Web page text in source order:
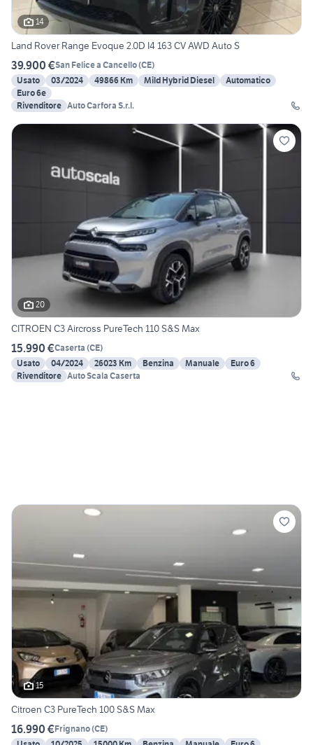
14
Land Rover Range Evoque 2.0D I4 163 CV AWD Auto S
39.900 €San Felice a Cancello(CE)
Usato
03/2024 49866 Km Mild Hybrid Diesel
Automatico
Euro 6e
Rivenditore Auto Carfora S.r.l.
20
CITROEN C3 Aircross PureTech 110 S&S Max
15.990 €Caserta (CE)
Usato
04/2024 26023 Km Benzina Manuale
Euro 6
Rivenditore Auto Scala Caserta
15
Citroen C3 PureTech 100 S&S Max
16.990 €Frignano(CE)